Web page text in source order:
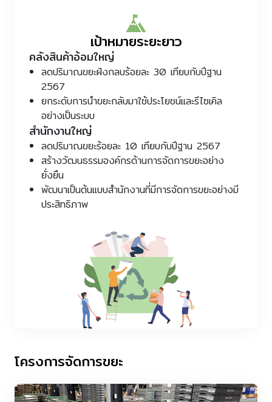
เป้าหมายระยะยาว
คลังสินค้าอ้อมใหญ่
ลดปริมาณขยะฝังกลบร้อยละ 30 เทียบกับปีฐาน
2567
ยกระดับการนำขยะกลับมาใช้ประโยชน์และรีไซเคิล
อย่างเป็นระบบ
สำนักงานใหญ่
ลดปริมาณขยะร้อยละ 10 เทียบกับปีฐาน 2567
สร้างวัฒนธรรมองค์กรด้านการจัดการขยะอย่าง
ยั่งยืน
พัฒนาเป็นต้นแบบสำนักงานที่มีการจัดการขยะอย่างมี
ประสิทธิภาพ
โครงการจัดการขยะ